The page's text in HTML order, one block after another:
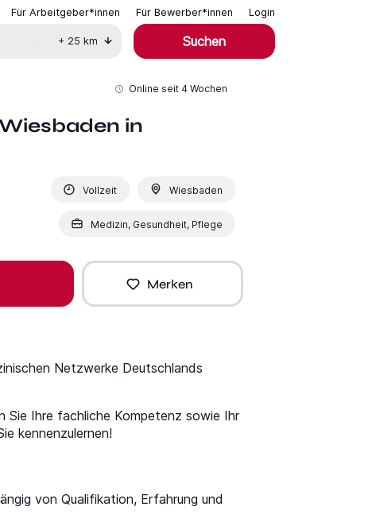
Für Arbeitgeber*innen Für Bewerber*innen Login
+ 25 km Suchen
Online seit 4 Wochen
in
Vollzeit Wiesbaden
Medizin, Gesundheit, Pflege
Merken
Netzwerke Deutschlands
Sie Ihre fachliche Kompetenz sowie Ihr
kennenzulernen!
von Qualifikation, Erfahrung und